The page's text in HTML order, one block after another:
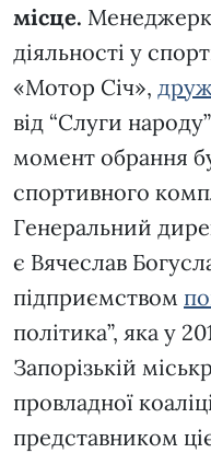
місце.
діяльності у
«Мотор Січ»,
від “Слуги
момент обрання
спортивного
Генеральний
є Вячеслав
підприємством
політика”, яка у
Запорізькій
провладної
представником